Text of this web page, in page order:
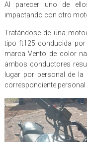
Al parecer uno de
impactando con otro
Tratándose de una
tipo ft125 conducida por
marca Vento de color
ambos conductores
lugar por personal de la
correspondiente personal